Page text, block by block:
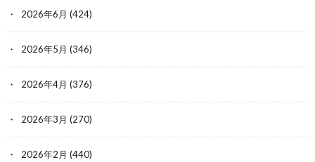
2026年6月 (424)
2026年5月 (346)
2026年4月 (376)
2026年3月 (270)
2026年2月 (440)